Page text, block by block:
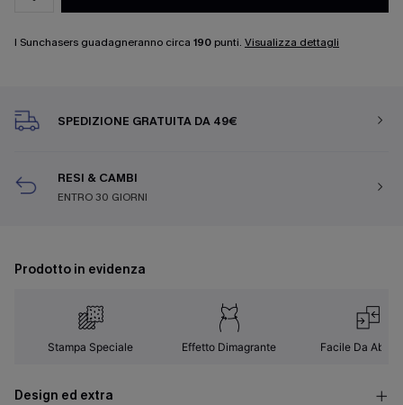
I Sunchasers guadagneranno circa 190 punti. Visualizza dettagli
SPEDIZIONE GRATUITA DA 49€
RESI & CAMBI
ENTRO 30 GIORNI
Prodotto in evidenza
Stampa Speciale Effetto Dimagrante Facile Da
Design ed extra